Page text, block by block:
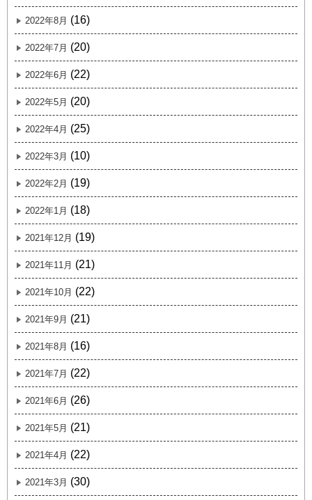
2022年8月 (16)
2022年7月 (20)
2022年6月 (22)
2022年5月 (20)
2022年4月 (25)
2022年3月 (10)
2022年2月 (19)
2022年1月 (18)
2021年12月 (19)
2021年11月 (21)
2021年10月 (22)
2021年9月 (21)
2021年8月 (16)
2021年7月 (22)
2021年6月 (26)
2021年5月 (21)
2021年4月 (22)
2021年3月 (30)